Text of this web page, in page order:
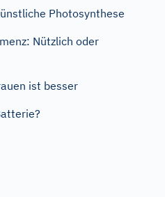
Photosynthese
Nützlich oder
ist besser